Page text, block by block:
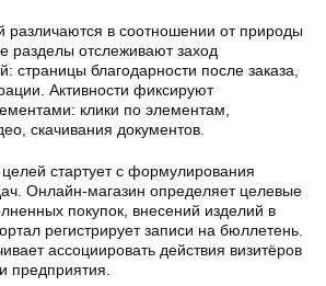
различаются в соотношении от природы
разделы отслеживают заход
страницы благодарности после заказа,
Активности фиксируют
клики по элементам,
скачивания документов.
стартует с формулирования
Онлайн-магазин определяет целевые
покупок, внесений изделий в
регистрирует записи на бюллетень.
ассоциировать действия визитёров
предприятия.